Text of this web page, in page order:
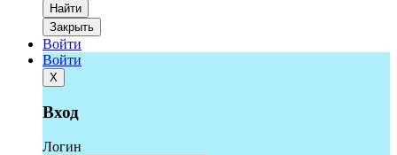
Найти
Закрыть
Войти
Войти
Х
Вход
Логин